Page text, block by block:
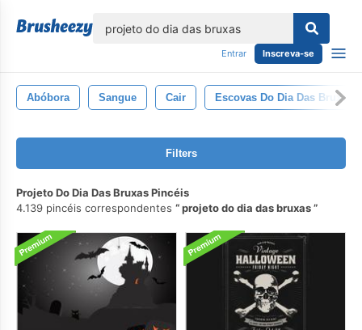
Entrar Inscreva-se
Abóbora Sangue Cair Escovas Do Dia Das Bruxas
Filters
Projeto Do Dia Das Bruxas Pincéis
4.139 pincéis correspondentes
projeto do dia das bruxas